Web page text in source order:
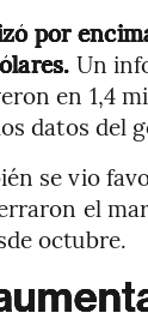
por
Un
en 1,4
datos del
se vio
el
octubre.